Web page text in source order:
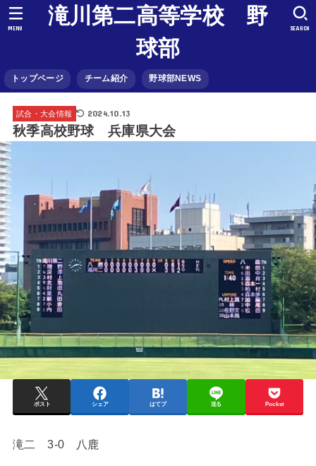
滝川第二高等学校 野
球部
トップページ チーム紹介 野球部NEWS
SEARCH
MENU
試合・大会情報 2024.10.13
秋季高校野球 兵庫県大会
ポスト シェア はてブ 送る Pocket
滝二 3-0 八鹿